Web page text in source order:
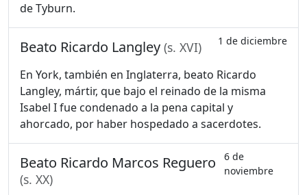
de Tyburn.
Beato Ricardo Langley (s. XVI) 1 de diciembre
En York, también en Inglaterra, beato Ricardo
Langley, mártir, que bajo el reinado de la misma
Isabel I fue condenado a la pena capital y
ahorcado, por haber hospedado a sacerdotes.
Beato Ricardo Marcos Reguero
(s. XX)
6 de
noviembre